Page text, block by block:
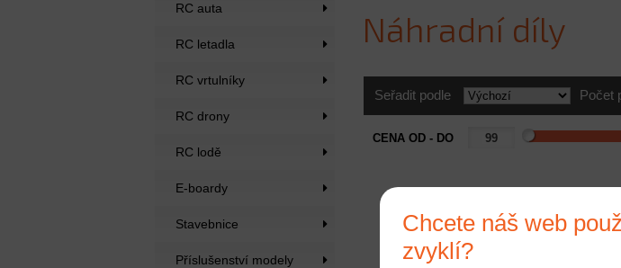
RC auta
RC letadla
RC vrtulníky
RC drony
RC lodě
E-boardy
Stavebnice
Příslušenství modely
Náhradní díly
Seřadit podle Počet
CENA OD - DO
Chcete náš web
zvyklí?